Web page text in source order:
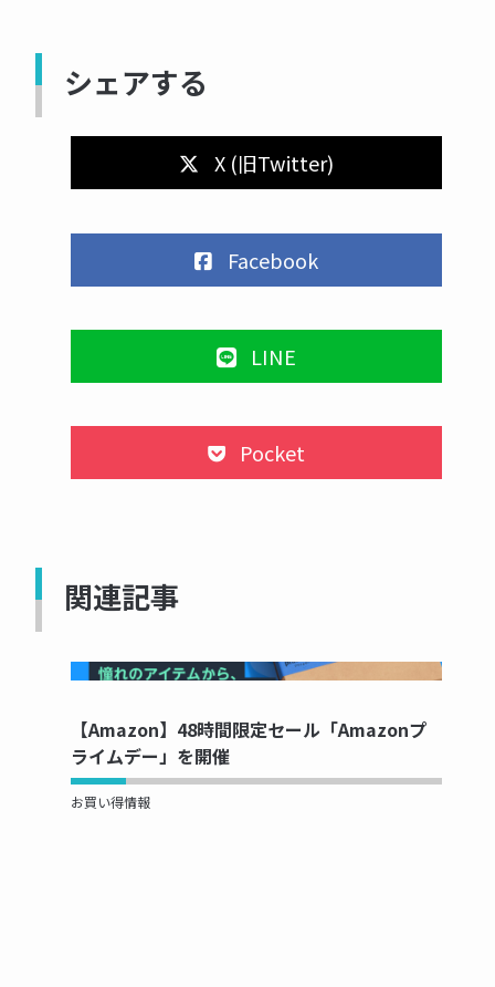
シェアする
X (旧Twitter)
Facebook
LINE
Pocket
関連記事
NOW PRINTING...
【Amazon】48時間限定セール「Amazonプ
ライムデー」を開催
お買い得情報